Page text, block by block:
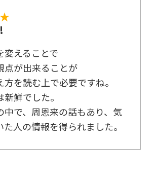
変えることで
点が出来ることが
を読む上で必要ですね。
鮮でした。
中で、周恩来の話もあり、気
た人の情報を得られました。